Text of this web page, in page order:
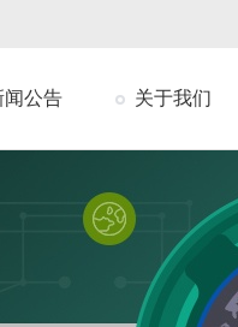
闻公告 关于我们